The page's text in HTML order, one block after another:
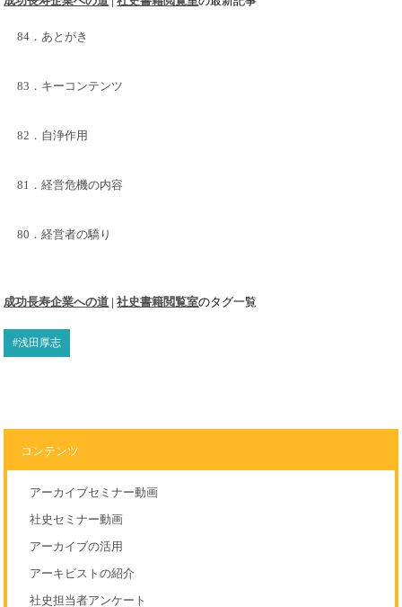
84．あとがき
83．キーコンテンツ
82．自浄作用
81．経営危機の内容
80．経営者の驕り
成功長寿企業への道 |社史書籍閲覧室のタグ一覧
#浅田厚志
コンテンツ
アーカイブセミナー動画
社史セミナー動画
アーカイブの活用
アーキビストの紹介
社史担当者アンケート